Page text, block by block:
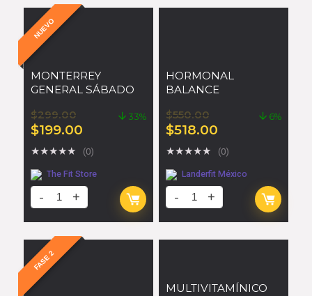
NUEVO
MONTERREY
GENERAL SÁBADO
$299.00
$199.00
33%
★★★★★ (0)
The Fit Store
HORMONAL
BALANCE
$550.00
$518.00
6%
★★★★★ (0)
Landerfit México
FASE 2
MULTIVITAMÍNICO